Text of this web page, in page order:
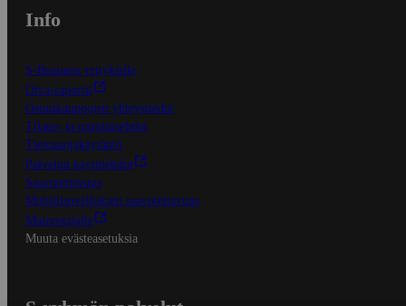
Info
S-Business yrityksille
Oiva-raportit
Osuuskauppojen yhteystiedot
Tilaus- ja toimitusehdot
Tietosuojakäytäntö
Palvelun käyttöehdot
Saavutettavuus
Mobiilisovelluksen saavutettavuus
Mainostajalle
Muuta evästeasetuksia